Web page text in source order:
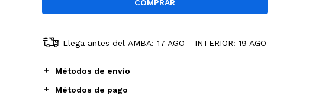
Llega antes del AMBA: 17 AGO - INTERIOR: 19 AGO
Métodos de envío
Métodos de pago